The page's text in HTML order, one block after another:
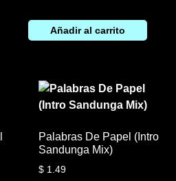
Añadir al carrito
Palabras De Papel (Intro
Sandunga Mix)
$1.49